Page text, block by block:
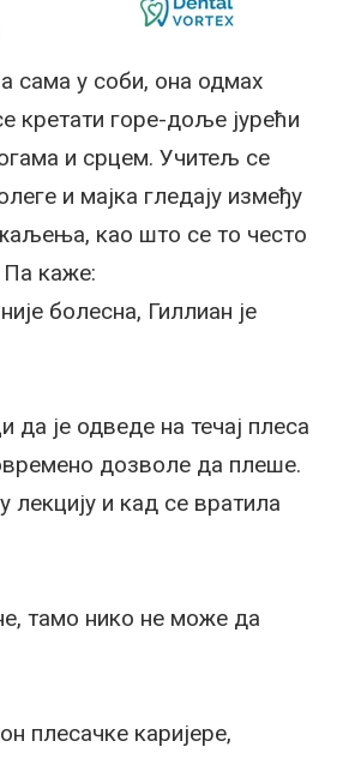
сама у соби, она одмах
кретати горе-доље јурећи
и срцем. Учитељ се
и мајка гледају између
као што се то често
Па каже:
болесна, Гиллиан је
да је одведе на течај плеса
дозволе да плеше.
лекцију и кад се вратила
тамо нико не може да
плесачке каријере,